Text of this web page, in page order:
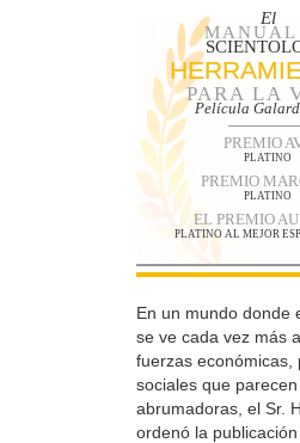
El
MANUAL
PARA LA
Película
PREMIO
PLATINO
PREMIO
PLATINO
EL PREMIO
PLATINO AL MEJOR
En un mundo donde
se ve cada vez más
fuerzas económicas,
sociales que parecen
abrumadoras, el Sr.
ordenó la